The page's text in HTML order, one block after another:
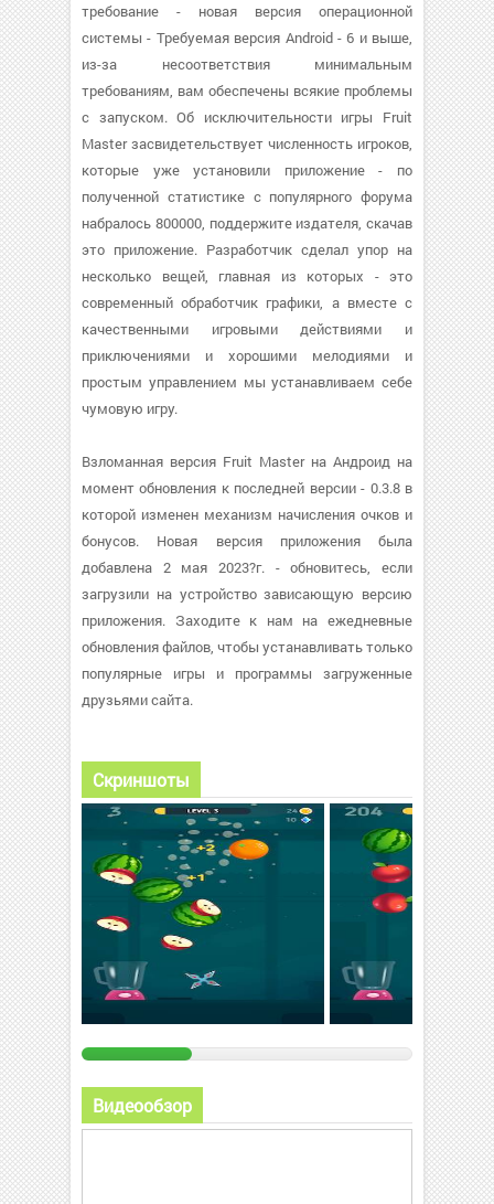
требование - новая версия операционной
системы - Требуемая версия Android - 6 и выше,
из-за несоответствия минимальным
требованиям, вам обеспечены всякие проблемы
с запуском. Об исключительности игры Fruit
Master засвидетельствует численность игроков,
которые уже установили приложение - по
полученной статистике с популярного форума
набралось 800000, поддержите издателя, скачав
это приложение. Разработчик сделал упор на
несколько вещей, главная из которых - это
современный обработчик графики, а вместе с
качественными игровыми действиями и
приключениями и хорошими мелодиями и
простым управлением мы устанавливаем себе
чумовую игру.
Взломанная версия Fruit Master на Андроид на
момент обновления к последней версии - 0.3.8 в
которой изменен механизм начисления очков и
бонусов. Новая версия приложения была
добавлена 2 мая 2023?г. - обновитесь, если
загрузили на устройство зависающую версию
приложения. Заходите к нам на ежедневные
обновления файлов, чтобы устанавливать только
популярные игры и программы загруженные
друзьями сайта.
Скриншоты
Видеообзор